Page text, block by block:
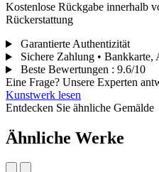
Kostenlose Rückgabe innerhalb
Rückerstattung
Garantierte Authentizität
Sichere Zahlung • Bankkarte,
Beste Bewertungen : 9.6/10
Eine Frage? Unsere Experten
Kunstwerk lesen
Entdecken Sie ähnliche Gemälde
Ähnliche Werke